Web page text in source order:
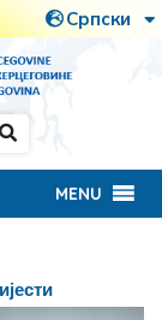
MENU